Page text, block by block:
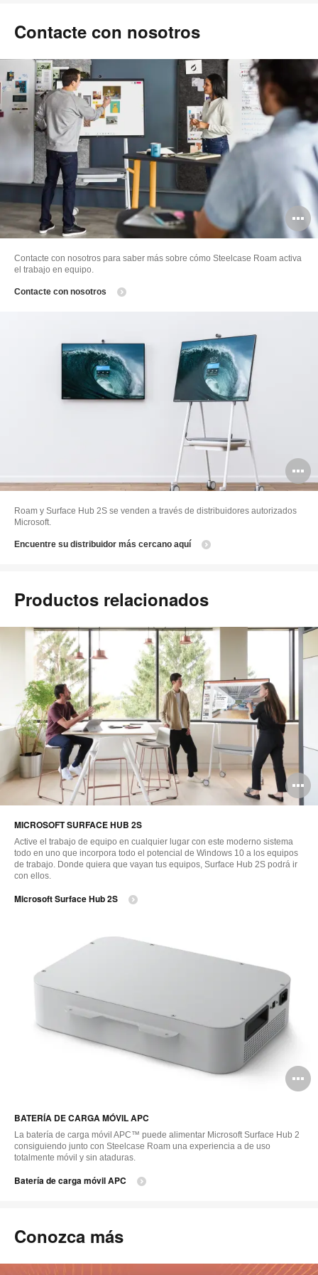
Contacte con nosotros
Contacte con nosotros para saber más sobre cómo Steelcase Roam activa
el trabajo en equipo.
Contacte con nosotros
Roam y Surface Hub 2S se venden a través de distribuidores autorizados
Microsoft.
Encuentre su distribuidor más cercano aquí
Productos relacionados
MICROSOFT SURFACE HUB 2S
Active el trabajo de equipo en cualquier lugar con este moderno sistema
todo en uno que incorpora todo el potencial de Windows 10 a los equipos
de trabajo. Donde quiera que vayan tus equipos, Surface Hub 2S podrá ir
con ellos.
Microsoft Surface Hub 2S
BATERÍA DE CARGA MÓVIL APC
La batería de carga móvil APC™ puede alimentar Microsoft Surface Hub 2
consiguiendo junto con Steelcase Roam una experiencia a de uso
totalmente móvil y sin ataduras.
Batería de carga móvil APC
Conozca más